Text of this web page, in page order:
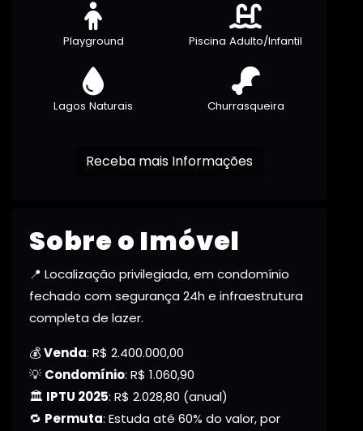
Playground Piscina Adulto/Infantil
Lagos Naturais Churrasqueira
Receba mais Informações
Sobre o Imóvel
📍 Localização privilegiada, em condomínio
fechado com segurança 24h e infraestrutura
completa de lazer.
💰Venda: R$ 2.400.000,00
💡 Condomínio: R$ 1.060,90
🏛️ IPTU 2025: R$ 2.028,80 (anual)
🔁 Permuta: Estuda até 60% do valor, por